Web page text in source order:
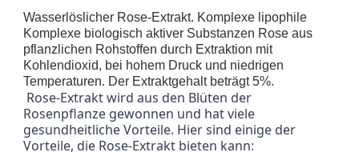
Wasserlöslicher Rose-Extrakt. Komplexe lipophile
Komplexe biologisch aktiver Substanzen Rose aus
pflanzlichen Rohstoffen durch Extraktion mit
Kohlendioxid, bei hohem Druck und niedrigen
Temperaturen. Der Extraktgehalt beträgt 5%.
Rosenpflanze gewonnen und hat viele
gesundheitliche Vorteile. Hier sind einige der
Vorteile, die Rose-Extrakt bieten kann: